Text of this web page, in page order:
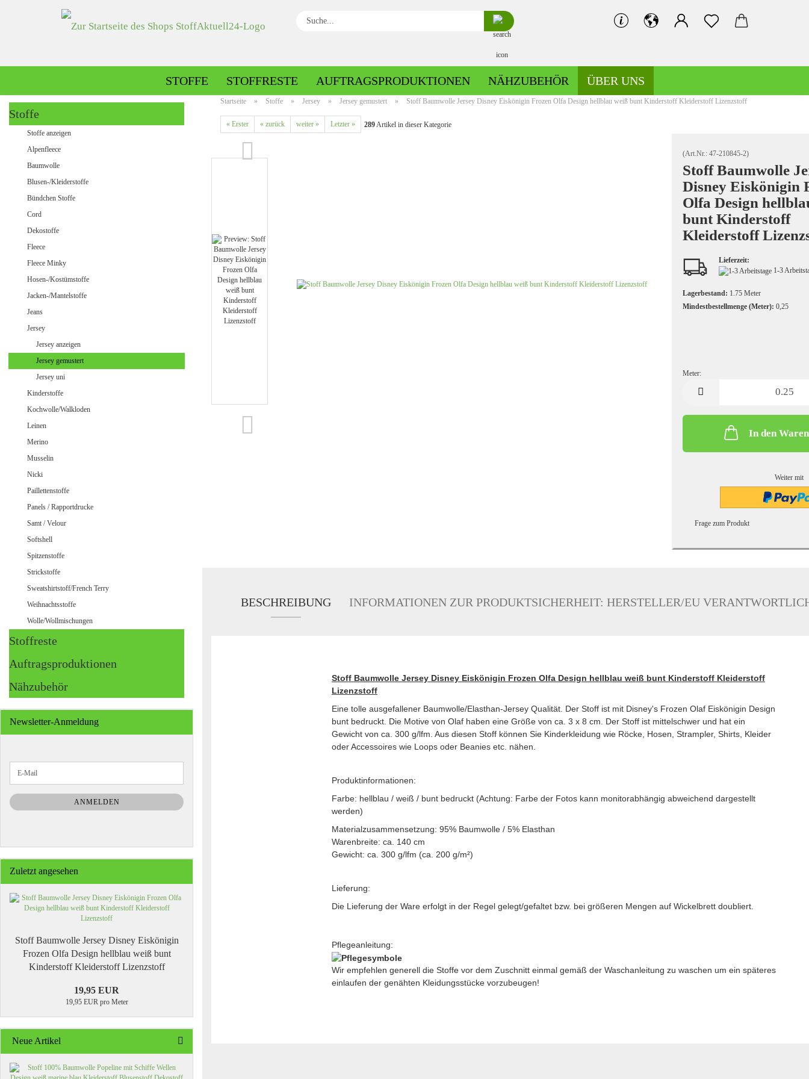
Suche...
STOFFE
Baumwolle gemustert
Leinen gemustert
Leinen uni
Merino Jacquard
Sweatshirt/French Terry
Sweatshirtstoff/French Terry
STOFFRESTE AUFTRAGSPRODUKTIONEN NÄHZUBEHÖR ÜBER UNS
Startseite » Stoffe » Jersey » Jersey gemustert » Stoff Baumwolle Jersey Disney Eiskönigin Frozen Olfa Design hellblau weiß bunt Kinderstoff Kleiderstoff Lizenzstoff
« Erster « zurück weiter » Letzter » 289Artikel in dieser Kategorie
(Art.Nr.: 47-210845-2)
Stoff Baumwolle
Disney Eiskönigin
Olfa Design
bunt Kinderstoff
Kleiderstoff
Lieferzeit:
1-3
Lagerbestand: 1.75 Meter
Mindestbestellmenge (Meter): 0,25
Meter:
Meter
In den
Weiter mit
Frage zum Produkt
BESCHREIBUNG INFORMATIONEN ZUR PRODUKTSICHERHEIT: HERSTELLER/EU
Stoff Baumwolle Jersey Disney Eiskönigin Frozen Olfa Design hellblau weiß bunt Kinderstoff Kleiderstoff
Lizenzstoff
Eine tolle ausgefallener Baumwolle/Elasthan-Jersey Qualität. Der Stoff ist mit Disney's Frozen Olaf Eiskönigin Design
bunt bedruckt. Die Motive von Olaf haben eine Größe von ca. 3 x 8 cm. Der Stoff ist mittelschwer und hat ein
Gewicht von ca. 300 g/lfm. Aus diesen Stoff können Sie Kinderkleidung wie Röcke, Hosen, Strampler, Shirts, Kleider
oder Accessoires wie Loops oder Beanies etc. nähen.
Produktinformationen:
Farbe: hellblau / weiß / bunt bedruckt (Achtung: Farbe der Fotos kann monitorabhängig abweichend dargestellt
werden)
Materialzusammensetzung: 95% Baumwolle / 5% Elasthan
Warenbreite: ca. 140 cm
Gewicht: ca. 300 g/lfm (ca. 200 g/m²)
Lieferung:
Die Lieferung der Ware erfolgt in der Regel gelegt/gefaltet bzw. bei größeren Mengen auf Wickelbrett doubliert.
Pflegeanleitung:
Wir empfehlen generell die Stoffe vor dem Zuschnitt einmal gemäß der Waschanleitung zu waschen um ein späteres
einlaufen der genähten Kleidungsstücke vorzubeugen!
Stoffe
Stoffe anzeigen
Alpenfleece
Baumwolle
Blusen-/Kleiderstoffe
Bündchen Stoffe
Cord
Dekostoffe
Fleece
Fleece Minky
Hosen-/Kostümstoffe
Jacken-/Mantelstoffe
Jeans
Jersey
Jersey anzeigen
Jersey gemustert
Jersey uni
Kinderstoffe
Kochwolle/Walkloden
Leinen
Merino
Musselin
Nicki
Paillettenstoffe
Panels / Rapportdrucke
Samt / Velour
Softshell
Spitzenstoffe
Strickstoffe
Sweatshirtstoff/French Terry
Weihnachtsstoffe
Wolle/Wollmischungen
Stoffreste
Auftragsproduktionen
Nähzubehör
Newsletter-Anmeldung
ZUR
NEWSLETTER-
ANMELDUNG
E-
Mail
ANMELDEN
Zuletzt angesehen
Stoff Baumwolle Jersey Disney Eiskönigin
Frozen Olfa Design hellblau weiß bunt
Kinderstoff Kleiderstoff Lizenzstoff
19,95 EUR
19,95 EUR pro Meter
Neue Artikel